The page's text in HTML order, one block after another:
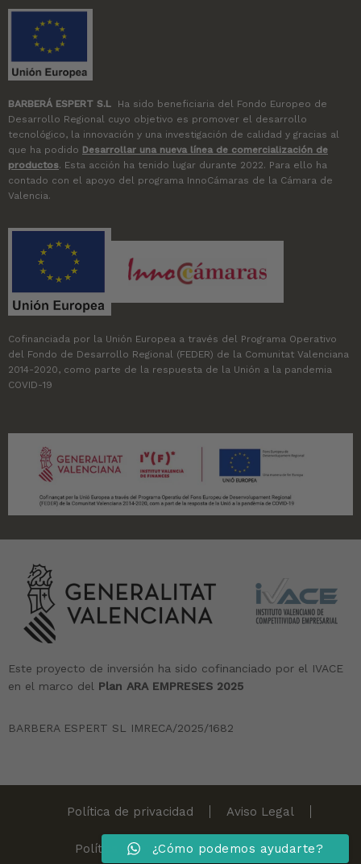
BARBERÁ ESPERT S.L Ha sido beneficiaria del Fondo Europeo de
Desarrollo Regional cuyo objetivo es promover el desarrollo
tecnológico, la innovación y una investigación de calidad y gracias al
que ha podido Desarrollar una nueva línea de comercialización de
productos. Esta acción ha tenido lugar durante 2022. Para ello ha
contado con el apoyo del programa InnoCámaras de la Cámara de
Valencia.
Cofinanciada por la Unión Europea a través del Programa Operativo
del Fondo de Desarrollo Regional (FEDER) de la Comunitat Valenciana
2014-2020, como parte de la respuesta de la Unión a la pandemia
COVID-19
Este proyecto de inversión ha sido cofinanciado por el IVACE
en el marco del Plan ARA EMPRESES 2025
BARBERA ESPERT SL IMRECA/2025/1682
Política de privacidad Aviso Legal
Política de Cookies Canal Ético
¿Cómo podemos ayudarte?